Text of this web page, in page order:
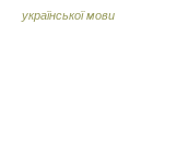
української мови